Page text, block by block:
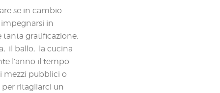
se in cambio
in
tanta gratificazione.
il ballo, la cucina
l’anno il tempo
mezzi pubblici o
ritagliarci un